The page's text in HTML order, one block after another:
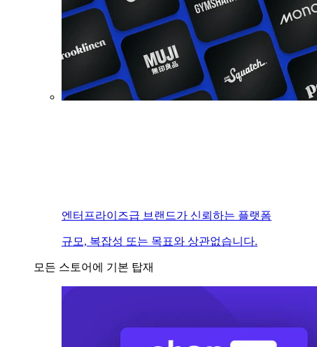
엔터프라이즈급 브랜드가 신뢰하는 플랫폼
규모, 복잡성 또는 목표와 상관없습니다.
모든 스토어에 기본 탑재